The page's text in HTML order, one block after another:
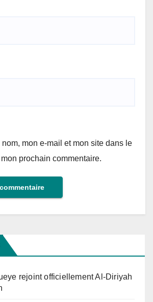
nom, mon e-mail et mon site dans le
prochain commentaire.
rejoint officiellement Al-Diriyah